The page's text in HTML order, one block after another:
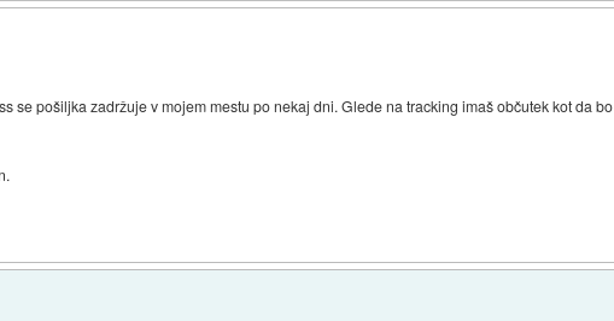
se pošiljka zadržuje v mojem mestu po nekaj dni. Glede na tracking imaš občutek kot da bo